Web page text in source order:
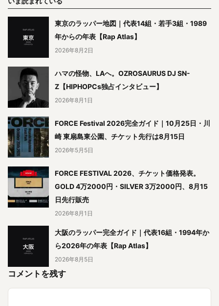
東京のラッパー地図｜代表14組・若手3組・1989
年からの年表【Rap Atlas】
2026年8月2日
ハマの怪物、LAへ。OZROSAURUS DJ SN-
Z【HIPHOPCs独占インタビュー】
2026年8月1日
FORCE Festival 2026完全ガイド｜10月25日・川
崎 東扇島東公園、チケット先行は8月15日
2026年5月5日
FORCE FESTIVAL 2026、チケット価格発表。
GOLD 4万2000円・SILVER 3万2000円、8月15
日先行販売
2026年8月1日
大阪のラッパー完全ガイド｜代表16組・1994年か
ら2026年の年表【Rap Atlas】
2026年8月5日
コメントを残す